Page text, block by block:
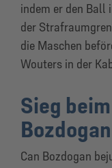
indem er den Ball
der
die Maschen
Wouters in der
Sieg
Bozdogan
Can Bozdogan